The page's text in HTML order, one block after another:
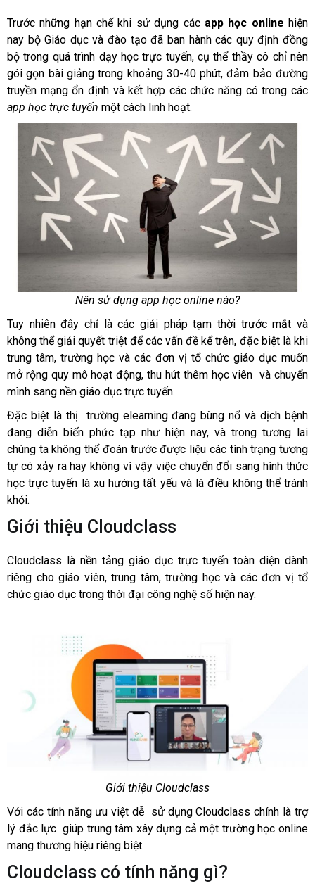
Trước những hạn chế khi sử dụng cácapp học online hiện
nay bộ Giáo dục và đào tạo đã ban hành các quy định đồng
bộ trong quá trình dạy học trực tuyến, cụ thể thầy cô chỉ nên
gói gọn bài giảng trong khoảng 30-40 phút, đảm bảo đường
truyền mạng ổn định và kết hợp các chức năng có trong các
app học trực tuyến một cách linh hoạt.
Nên sử dụng app học online nào?
Tuy nhiên đây chỉ là các giải pháp tạm thời trước mắt và
không thể giải quyết triệt để các vấn đề kể trên, đặc biệt là khi
trung tâm, trường học và các đơn vị tổ chức giáo dục muốn
mở rộng quy mô hoạt động, thu hút thêm học viên và chuyển
mình sang nền giáo dục trực tuyến.
Đặc biệt là thị trường elearning đang bùng nổ và dịch bệnh
đang diễn biến phức tạp như hiện nay, và trong tương lai
chúng ta không thể đoán trước được liệu các tình trạng tương
tự có xảy ra hay không vì vậy việc chuyển đổi sang hình thức
học trực tuyến là xu hướng tất yếu và là điều không thể tránh
khỏi.
Giới thiệu Cloudclass
Cloudclass là nền tảng giáo dục trực tuyến toàn diện dành
riêng cho giáo viên, trung tâm, trường học và các đơn vị tổ
chức giáo dục trong thời đại công nghệ số hiện nay.
Giới thiệu Cloudclass
Với các tính năng ưu việt dễ sử dụng Cloudclass chính là trợ
lý đắc lực giúp trung tâm xây dựng cả một trường học online
mang thương hiệu riêng biệt.
Cloudclass có tính năng gì?